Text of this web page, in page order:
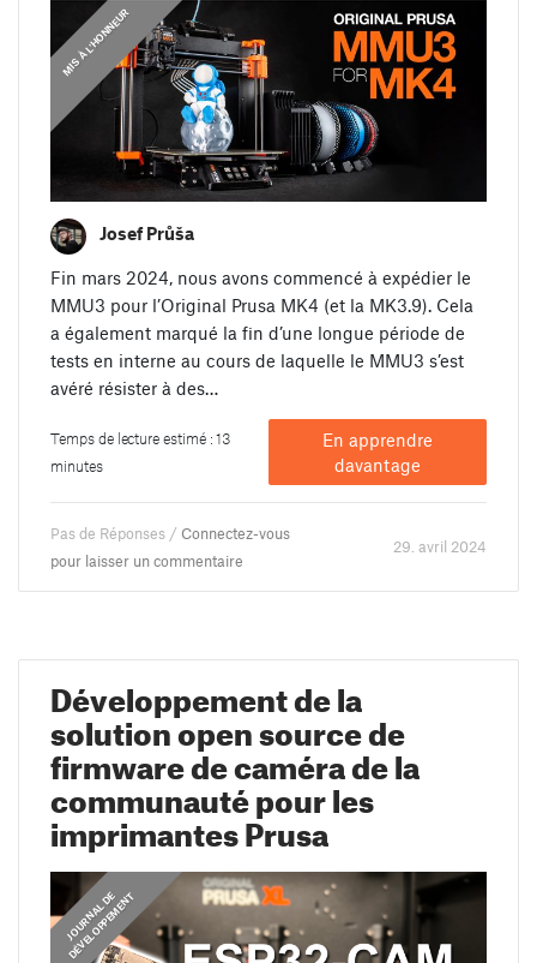
J
O
U
R
N
A
L
D
E
D
É
V
E
L
O
P
P
E
M
E
N
T
,
MIS À L'HONNEUR
Josef Průša
Fin mars 2024, nous avons commencé à expédier le
MMU3 pour l’Original Prusa MK4 (et la MK3.9). Cela
a également marqué la fin d’une longue période de
tests en interne au cours de laquelle le MMU3 s’est
avéré résister à des…
Temps de lecture estimé : 13
minutes
En apprendre
davantage
Pas de Réponses / Connectez-vous
pour laisser un commentaire
29. avril 2024
Développement de la
solution open source de
firmware de caméra de la
communauté pour les
imprimantes Prusa
J
O
U
R
N
A
L
D
E
D
É
V
E
L
O
P
P
E
M
E
N
T